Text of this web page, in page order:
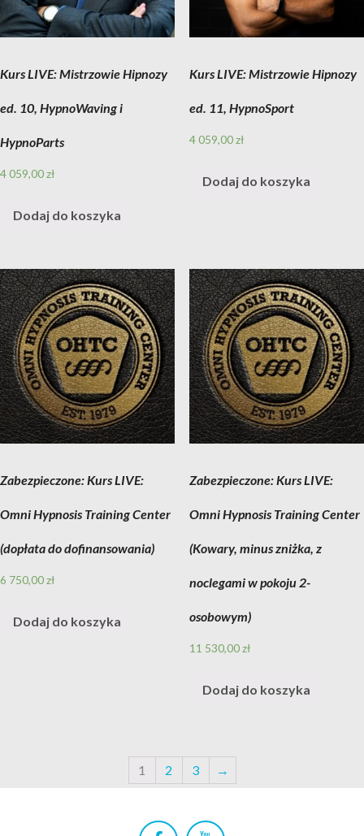
Kurs LIVE: Mistrzowie Hipnozy
ed. 10, HypnoWaving i
HypnoParts
4 059,00zł
Dodaj do koszyka
Kurs LIVE: Mistrzowie Hipnozy
ed. 11, HypnoSport
4 059,00zł
Dodaj do koszyka
Zabezpieczone: Kurs LIVE:
Omni Hypnosis Training Center
(dopłata do dofinansowania)
6 750,00zł
Dodaj do koszyka
Zabezpieczone: Kurs LIVE:
Omni Hypnosis Training Center
(Kowary, minus zniżka, z
noclegami w pokoju 2-
osobowym)
11 530,00zł
Dodaj do koszyka
1 2 3 →